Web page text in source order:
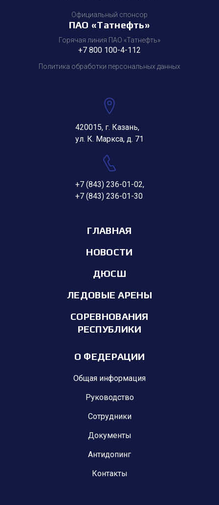
Официальный спонсор
ПАО «Татнефть»
Горячая линия ПАО «Татнефть»
+7 800 100-4-112
Политика обработки персональных данных
420015, г. Казань,
ул. К. Маркса, д. 71
+7 (843) 236-01-02,
+7 (843) 236-01-30
ГЛАВНАЯ
НОВОСТИ
ДЮСШ
ЛЕДОВЫЕ АРЕНЫ
СОРЕВНОВАНИЯ
РЕСПУБЛИКИ
О ФЕДЕРАЦИИ
Общая информация
Руководство
Сотрудники
Документы
Антидопинг
Контакты